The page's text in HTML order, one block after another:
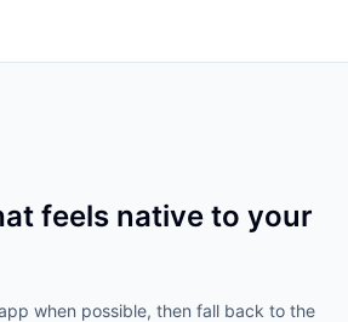
feels native to your
when possible, then fall back to the